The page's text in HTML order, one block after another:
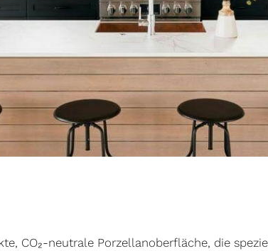
CO₂-neutrale Porzellanoberfläche, die